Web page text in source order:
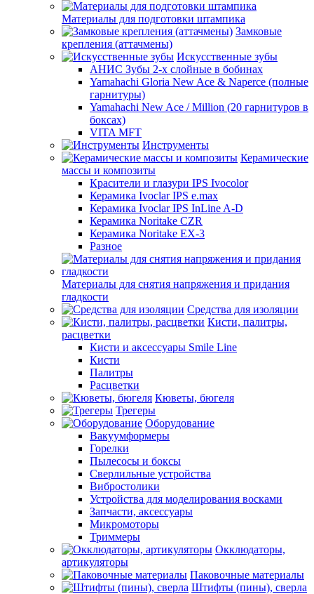
Материалы для подготовки штампика
Замковые
крепления (аттачмены)
Искусственные зубы
АНИС Зубы 2-х слойные в бобинах
Yamahachi Gloria New Ace & Naperce (полные
гарнитуры)
Yamahachi New Ace / Million (20 гарнитуров в
боксах)
VITA MFT
Инструменты
Керамические
массы и композиты
Красители и глазури IPS Ivocolor
Керамика Ivoclar IPS e.max
Керамика Ivoclar IPS InLine A-D
Керамика Noritake CZR
Керамика Noritake EX-3
Разное
Материалы для снятия напряжения и придания
гладкости
Средства для изоляции
Кисти, палитры,
расцветки
Кисти и аксессуары Smile Line
Кисти
Палитры
Расцветки
Кюветы, бюгеля
Трегеры
Оборудование
Вакуумформеры
Горелки
Пылесосы и боксы
Сверлильные устройства
Вибростолики
Устройства для моделирования восками
Запчасти, аксессуары
Микромоторы
Триммеры
Окклюдаторы,
артикуляторы
Паковочные материалы
Штифты (пины), сверла